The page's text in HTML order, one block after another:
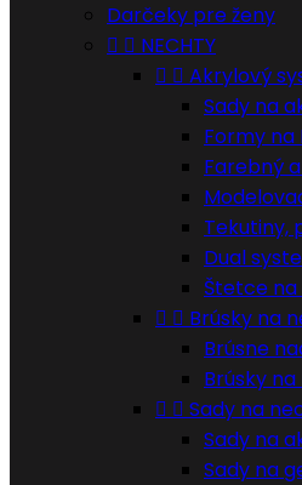
Darčeky pre ženy
  NECHTY
  Akrylový
Sady na
Formy
Farebný
Tekutiny,
Dual
Štetce
  Brúsky na
Brúsne
Brúsky
  Sady na
Sady na
Sady na